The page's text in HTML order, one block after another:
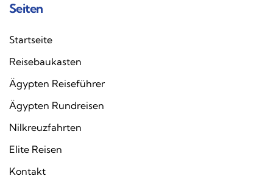
Seiten
Startseite
Reisebaukasten
Ägypten Reiseführer
Ägypten Rundreisen
Nilkreuzfahrten
Elite Reisen
Kontakt